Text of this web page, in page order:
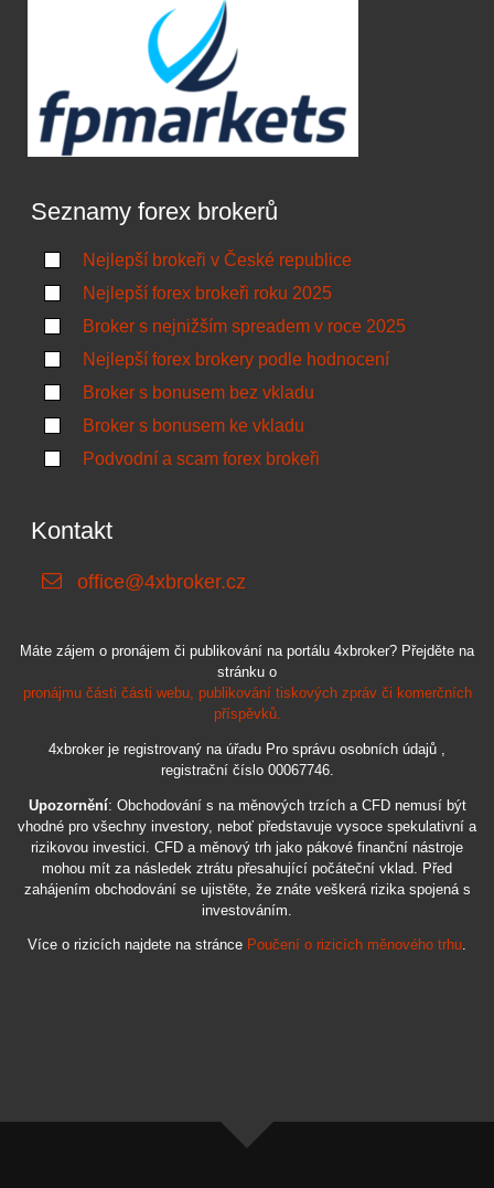
Seznamy forex brokerů
Nejlepší brokeři v České republice
Nejlepší forex brokeři roku 2025
Broker s nejnižším spreadem v roce 2025
Nejlepší forex brokery podle hodnocení
Broker s bonusem bez vkladu
Broker s bonusem ke vkladu
Podvodní a scam forex brokeři
Kontakt
office@4xbroker.cz
Máte zájem o pronájem či publikování na portálu 4xbroker? Přejděte na
stránku o
pronájmu části části webu, publikování tiskových zpráv či komerčních
příspěvků.
4xbroker je registrovaný na úřadu Pro správu osobních údajů ,
registrační číslo 00067746.
Upozornění: Obchodování s na měnových trzích a CFD nemusí být
vhodné pro všechny investory, neboť představuje vysoce spekulativní a
rizikovou investici. CFD a měnový trh jako pákové finanční nástroje
mohou mít za následek ztrátu přesahující počáteční vklad. Před
zahájením obchodování se ujistěte, že znáte veškerá rizika spojená s
investováním.
Více o rizicích najdete na stránce Poučení o rizicích měnového trhu.